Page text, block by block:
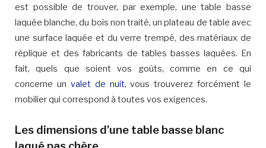
est possible de trouver, par exemple, une table basse
laquée blanche, du bois non traité, un plateau de table avec
une surface laquée et du verre trempé, des matériaux de
réplique et des fabricants de tables basses laquées. En
fait, quels que soient vos goûts, comme en ce qui
concerne un valet de nuit, vous trouverez forcément le
mobilier qui correspond à toutes vos exigences.
Les dimensions d’une table basse blanc